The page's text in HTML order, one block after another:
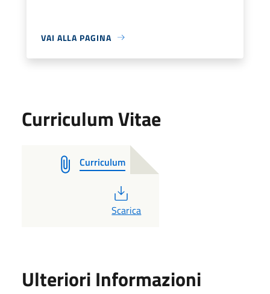
VAI ALLA PAGINA
Curriculum Vitae
Curriculum
PDF
Scarica
Ulteriori Informazioni